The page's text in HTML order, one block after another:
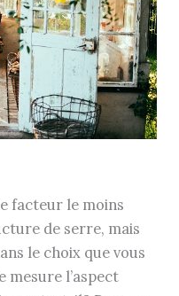
facteur le moins
de serre, mais
le choix que vous
mesure l’aspect